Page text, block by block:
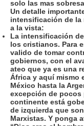
solo las mas
Un detalle
intensificación de la
a la vista:
La intensificación
los cristianos. Para
valido de tomar
gobiernos, con el
ateo que ya es una
África y aquí mismo
México hasta la
excepción de pocos
continente está
de izquierda que
Marxistas. Y ponga